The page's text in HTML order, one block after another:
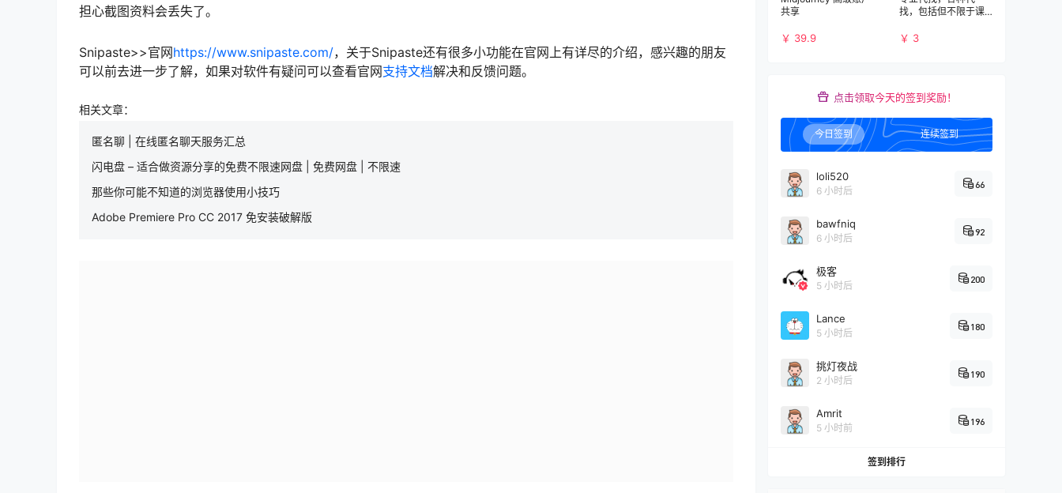
担心截图资料会丢失了。
Snipaste>>官网https://www.snipaste.com/，关于Snipaste还有很多小功能在官网上有详尽的介绍，感兴趣的朋友
可以前去进一步了解，如果对软件有疑问可以查看官网支持文档解决和反馈问题。
相关文章：
匿名聊 | 在线匿名聊天服务汇总
闪电盘 – 适合做资源分享的免费不限速网盘 | 免费网盘 | 不限速
那些你可能不知道的浏览器使用小技巧
Adobe Premiere Pro CC 2017 免安装破解版
共享
￥ 39.9
找，包括但不限于课
用、破解等资源
￥ 3
点击领取今天的签到奖励！
今日签到 连续签到
loli520
6 小时后
66
bawfniq
6 小时后
92
极客
5 小时后
200
Lance
5 小时后
180
挑灯夜战
2 小时后
190
Amrit
5 小时前
196
签到排行